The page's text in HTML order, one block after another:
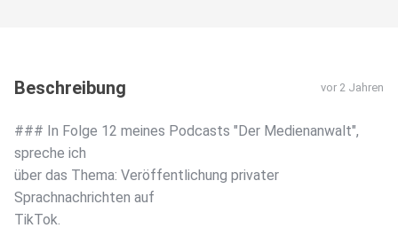
Beschreibung vor 2 Jahren
### In Folge 12 meines Podcasts "Der Medienanwalt",
spreche ich
über das Thema: Veröffentlichung privater
Sprachnachrichten auf
TikTok.